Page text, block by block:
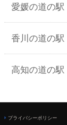
愛媛の道の駅
香川の道の駅
高知の道の駅
プライバシーポリシー